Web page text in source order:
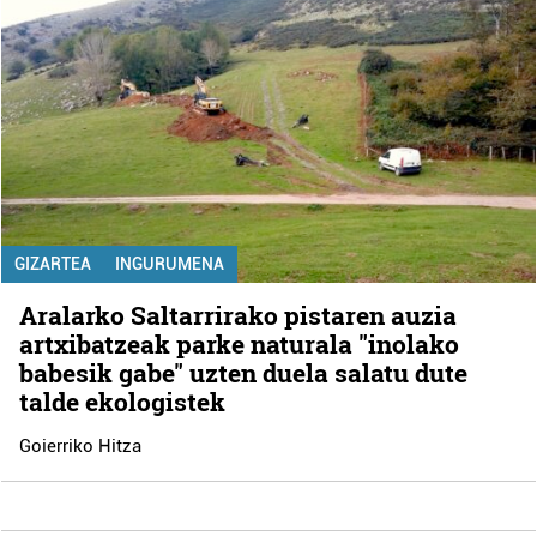
GIZARTEA INGURUMENA
Aralarko Saltarrirako pistaren auzia
artxibatzeak parke naturala "inolako
babesik gabe" uzten duela salatu dute
talde ekologistek
Goierriko Hitza